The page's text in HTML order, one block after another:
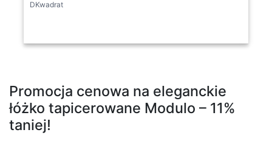
DKwadrat
Promocja cenowa na eleganckie
łóżko tapicerowane Modulo – 11%
taniej!